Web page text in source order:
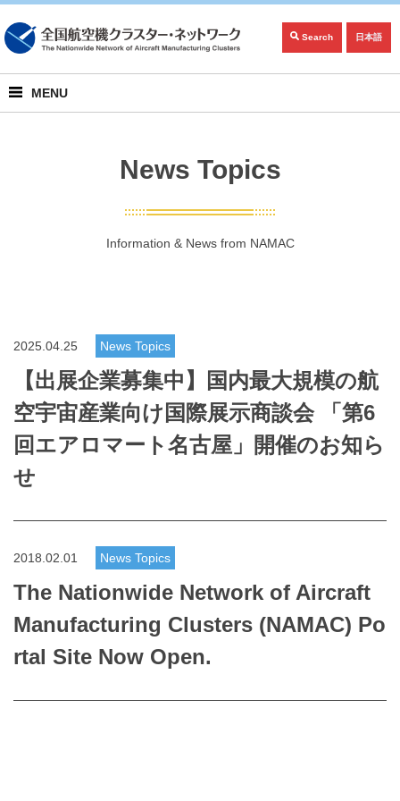
日本語
Search
MENU
News Topics
Information & News from NAMAC
2025.04.25 News Topics
【出展企業募集中】国内最大規模の航
空宇宙産業向け国際展示商談会 「第6
回エアロマート名古屋」開催のお知ら
せ
2018.02.01 News Topics
The Nationwide Network of Aircraft
Manufacturing Clusters (NAMAC) Po
rtal Site Now Open.